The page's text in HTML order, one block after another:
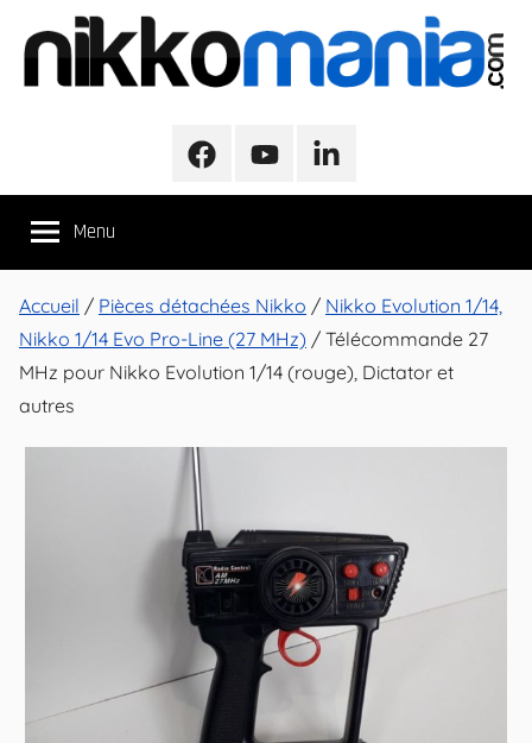
contenu
NikkoMania
Véhicules
Nikko
Evo
Pro-
Line
FacebookYoutubeLinkedIn
Menu
Accueil / Pièces détachées Nikko / Nikko Evolution 1/14,
Nikko 1/14 Evo Pro-Line (27 MHz) / Télécommande 27
MHz pour Nikko Evolution 1/14 (rouge), Dictator et
autres